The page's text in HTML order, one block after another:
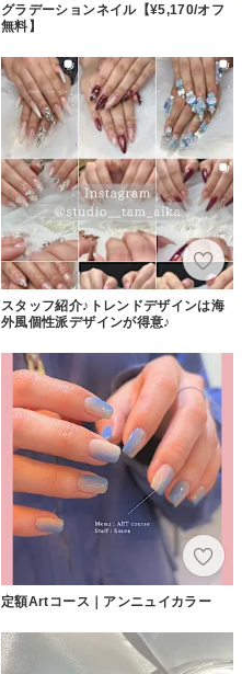
グラデーションネイル【¥5,170/オフ
無料】
スタッフ紹介♪トレンドデザインは海
外風個性派デザインが得意♪
定額Artコース｜アンニュイカラー